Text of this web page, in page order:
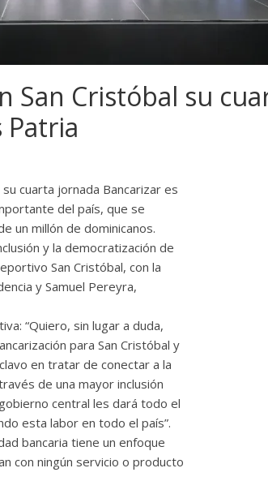
San Cristóbal su
Patria
cuarta jornada Bancarizar es
del país, que se
un millón de dominicanos.
y la democratización de
San Cristóbal, con la
y Samuel Pereyra,
“Quiero, sin lugar a duda,
para San Cristóbal y
en tratar de conectar a la
de una mayor inclusión
central les dará todo el
esta labor en todo el país”.
bancaria tiene un enfoque
con ningún servicio o producto